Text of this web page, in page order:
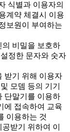
식별과 이용자의
계약 체결시 이용
보원이 부여하는
비밀을 보호하
정한 문자와 숫자
받기 위해 이용자
모뎀 등의 기기
단말기를 이용하
에 접속하여 교육
이용하는 것
받기 위하여 이